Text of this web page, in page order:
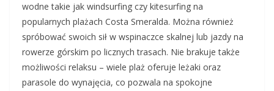
wodne takie jak windsurfing czy kitesurfing na
popularnych plażach Costa Smeralda. Można również
spróbować swoich sił w wspinaczce skalnej lub jazdy na
rowerze górskim po licznych trasach. Nie brakuje także
możliwości relaksu – wiele plaż oferuje leżaki oraz
parasole do wynajęcia, co pozwala na spokojne